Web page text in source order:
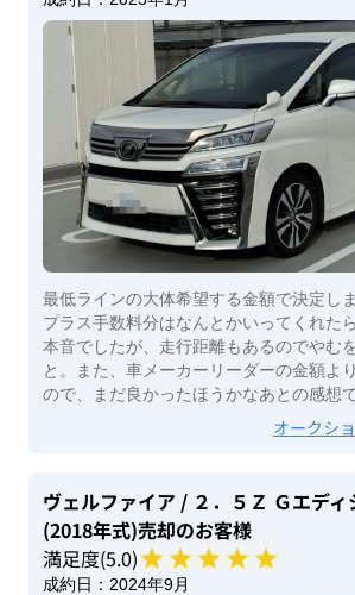
最低ラインの大体希望する金額で決定し
プラス手数料分はなんとかいってくれた
本音でしたが、走行距離もあるのでやむ
と。また、車メーカーリーダーの金額よ
ので、まだ良かったほうかなあとの感想で
オークシ
ヴェルファイア / ２．５Ｚ Ｇエディ
(2018年式)売却のお客様
満足度(5.0)
成約日： 2024年9月